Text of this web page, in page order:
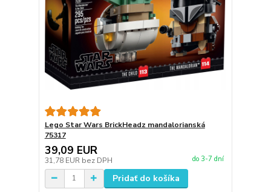
Lego Star Wars BrickHeadz mandalorianská
75317
39,09 EUR
31,78 EUR bez DPH do 3-7 dní
Pridať do košíka